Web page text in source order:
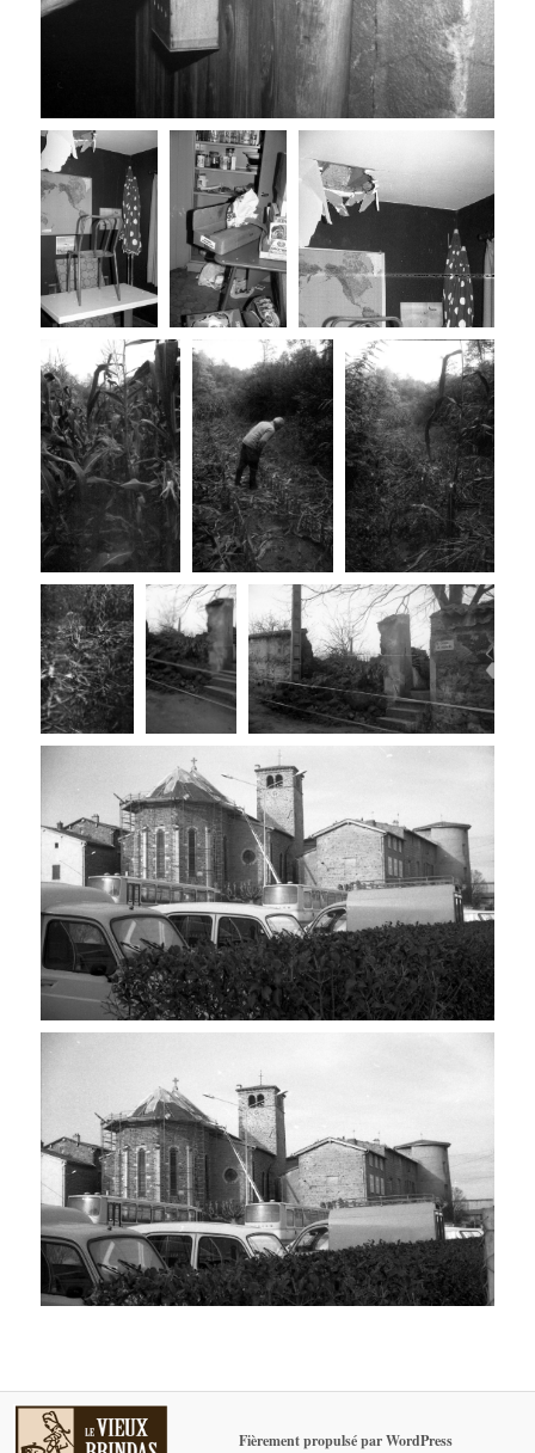
Fièrement propulsé par WordPress